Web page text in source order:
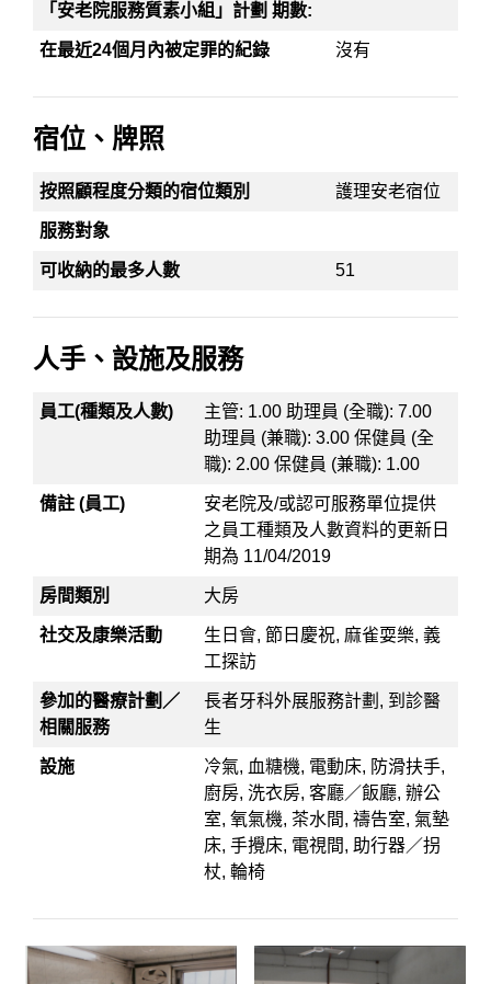
「安老院服務質素小組」計劃 期數:
在最近24個月內被定罪的紀錄 沒有
宿位、牌照
按照顧程度分類的宿位類別 護理安老宿位
服務對象
可收納的最多人數 51
人手、設施及服務
員工(種類及人數)
主管: 1.00 助理員 (全職): 7.00
助理員 (兼職): 3.00 保健員 (全
職): 2.00 保健員 (兼職): 1.00
備註 (員工)
安老院及/或認可服務單位提供
之員工種類及人數資料的更新日
期為 11/04/2019
房間類別 大房
社交及康樂活動
生日會, 節日慶祝, 麻雀耍樂, 義
工探訪
參加的醫療計劃／
相關服務
長者牙科外展服務計劃, 到診醫
生
設施
冷氣, 血糖機, 電動床, 防滑扶手,
廚房, 洗衣房, 客廳／飯廳, 辦公
室, 氧氣機, 茶水間, 禱告室, 氣墊
床, 手攪床, 電視間, 助行器／拐
杖, 輪椅